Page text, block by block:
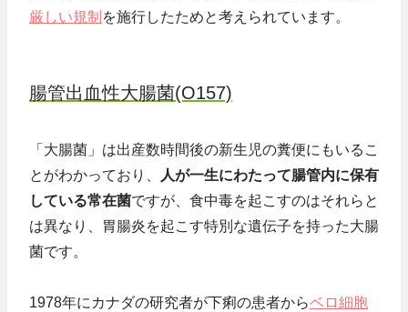
厳しい規制 を施行したためと考えられています。
腸管出血性大腸菌(O157)
「大腸菌」は出産数時間後の新生児の糞便にもいるこ
とがわかっており、
人が一生にわたって腸管内に保有
している常在菌ですが、食中毒を起こすのはそれらと
は異なり、胃腸炎を起こす特別な遺伝子を持った大腸
菌です。
1978年にカナダの研究者が下痢の患者からベロ細胞